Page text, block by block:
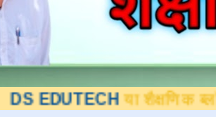
या शैक्षणिक ब्लॉगवर आपले